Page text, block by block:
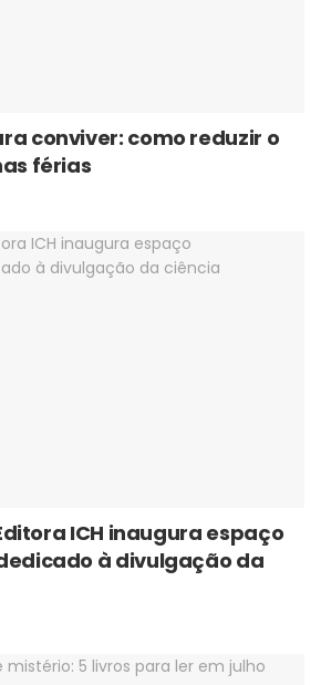
conviver: como reduzir o
férias
ICH inaugura espaço
à divulgação da